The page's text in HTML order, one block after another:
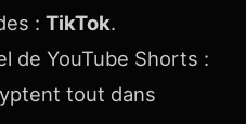
: TikTok.
de YouTube Shorts :
tout dans